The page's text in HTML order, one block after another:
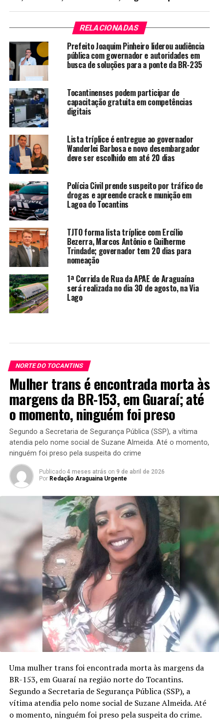
RELACIONADAS
Prefeito Joaquim Pinheiro liderou audiência
pública com governador e autoridades em
busca de soluções para a ponte da BR-235
Tocantinenses podem participar de
capacitação gratuita em competências
digitais
Lista tríplice é entregue ao governador
Wanderlei Barbosa e novo desembargador
deve ser escolhido em até 20 dias
Polícia Civil prende suspeito por tráfico de
drogas e apreende crack e munição em
Lagoa do Tocantins
TJTO forma lista tríplice com Ercílio
Bezerra, Marcos Antônio e Guilherme
Trindade; governador tem 20 dias para
nomeação
1ª Corrida de Rua da APAE de Araguaína
será realizada no dia 30 de agosto, na Via
Lago
NORTE DO TOCANTINS
Mulher trans é encontrada morta às
margens da BR-153, em Guaraí; até
o momento, ninguém foi preso
Segundo a Secretaria de Segurança Pública (SSP), a vítima
atendia pelo nome social de Suzane Almeida. Até o momento,
ninguém foi preso pela suspeita do crime
Publicado 4 meses atrás on 9 de abril de 2026
Por Redação Araguaina Urgente
Uma mulher trans foi encontrada morta às margens da
BR-153, em Guaraí na região norte do Tocantins.
Segundo a Secretaria de Segurança Pública (SSP), a
vítima atendia pelo nome social de Suzane Almeida. Até
o momento, ninguém foi preso pela suspeita do crime.